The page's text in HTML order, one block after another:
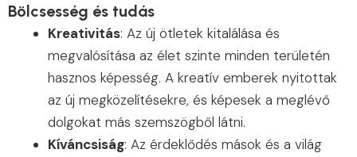
Bölcsesség és tudás
Kreativitás: Az új ötletek kitalálása és
megvalósítása az élet szinte minden területén
hasznos képesség. A kreatív emberek nyitottak
az új megközelítésekre, és képesek a meglévő
dolgokat más szemszögből látni.
Kíváncsiság: Az érdeklődés mások és a világ